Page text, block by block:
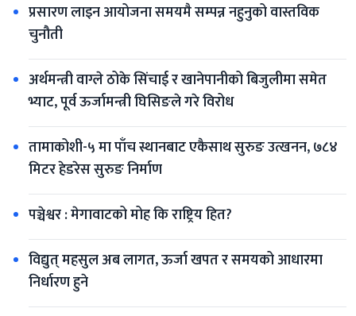
प्रसारण लाइन आयोजना समयमै सम्पन्न नहुनुको वास्तविक
चुनौती
अर्थमन्त्री वाग्ले ठोके सिंचाई र खानेपानीको बिजुलीमा समेत
भ्याट, पूर्व ऊर्जामन्त्री घिसिङले गरे विरोध
तामाकोशी-५ मा पाँच स्थानबाट एकैसाथ सुरुङ उत्खनन, ७८४
मिटर हेडरेस सुरुङ निर्माण
पञ्चेश्वर : मेगावाटको मोह कि राष्ट्रिय हित?
विद्युत् महसुल अब लागत, ऊर्जा खपत र समयको आधारमा
निर्धारण हुने